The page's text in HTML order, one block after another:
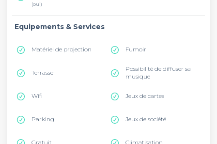
(oui)
Equipements & Services
Matériel de projection Fumoir
Terrasse
Possibilité de diffuser sa
musique
Wifi Jeux de cartes
Parking Jeux de société
Gratuit Climatisation